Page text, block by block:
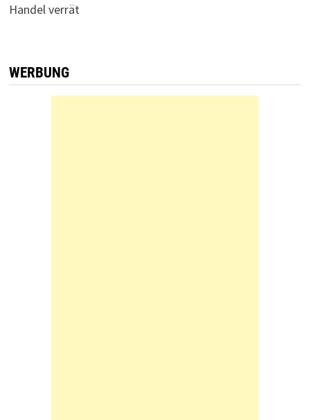
Handel verrät
WERBUNG